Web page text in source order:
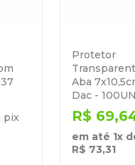
pix
Protetor
Aba
Dac - 100UN
R$ 69,
em até 1x
R$ 73,31